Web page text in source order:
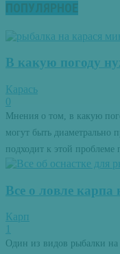
ПОПУЛЯРНОЕ
В какую погоду
Карась
0
Мнения о том, в какую
могут быть
подходит к этой проблеме
Все о ловле
Карп
1
Один из видов рыбалки на